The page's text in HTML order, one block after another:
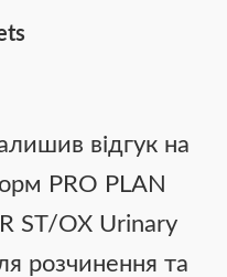
відгук на
PRO PLAN
ST/OX Urinary
розчинення та